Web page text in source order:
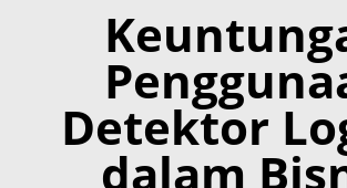
Detektor
dalam